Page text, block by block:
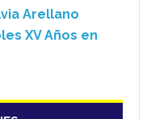
Arellano
XV Años en